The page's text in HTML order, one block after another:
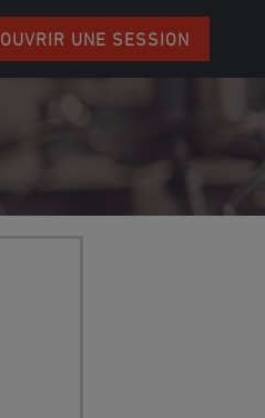
OUVRIR UNE SESSION